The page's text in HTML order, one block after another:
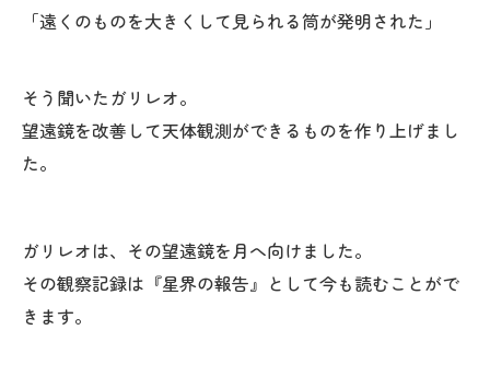
「遠くのものを大きくして見られる筒が発明された」
そう聞いたガリレオ。
望遠鏡を改善して天体観測ができるものを作り上げまし
た。
ガリレオは、その望遠鏡を月へ向けました。
その観察記録は『星界の報告』として今も読むことがで
きます。